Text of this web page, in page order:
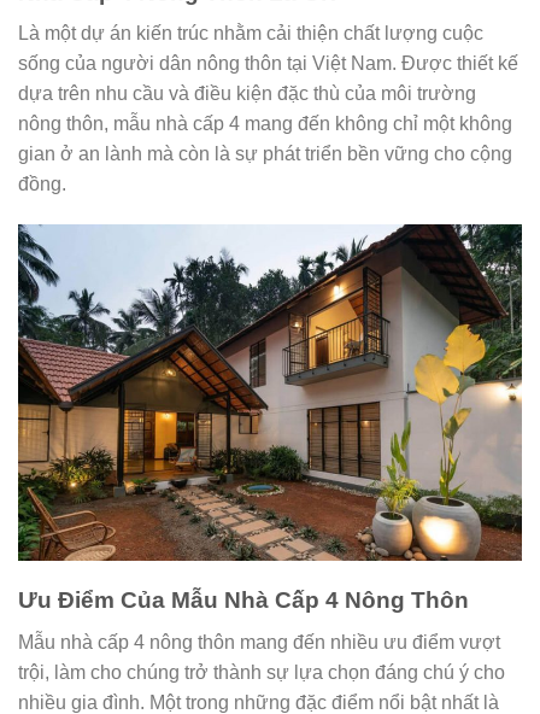
Là một dự án kiến trúc nhằm cải thiện chất lượng cuộc
sống của người dân nông thôn tại Việt Nam. Được thiết kế
dựa trên nhu cầu và điều kiện đặc thù của môi trường
nông thôn, mẫu nhà cấp 4 mang đến không chỉ một không
gian ở an lành mà còn là sự phát triển bền vững cho cộng
đồng.
Ưu Điểm Của Mẫu Nhà Cấp 4 Nông Thôn
Mẫu nhà cấp 4 nông thôn mang đến nhiều ưu điểm vượt
trội, làm cho chúng trở thành sự lựa chọn đáng chú ý cho
nhiều gia đình. Một trong những đặc điểm nổi bật nhất là